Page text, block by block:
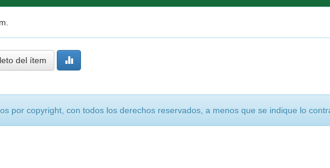
del ítem
por copyright, con todos los derechos reservados, a menos que se indique lo